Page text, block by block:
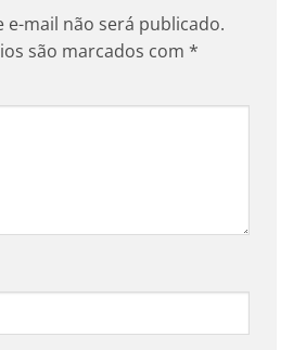
e-mail não será publicado.
são marcados com *